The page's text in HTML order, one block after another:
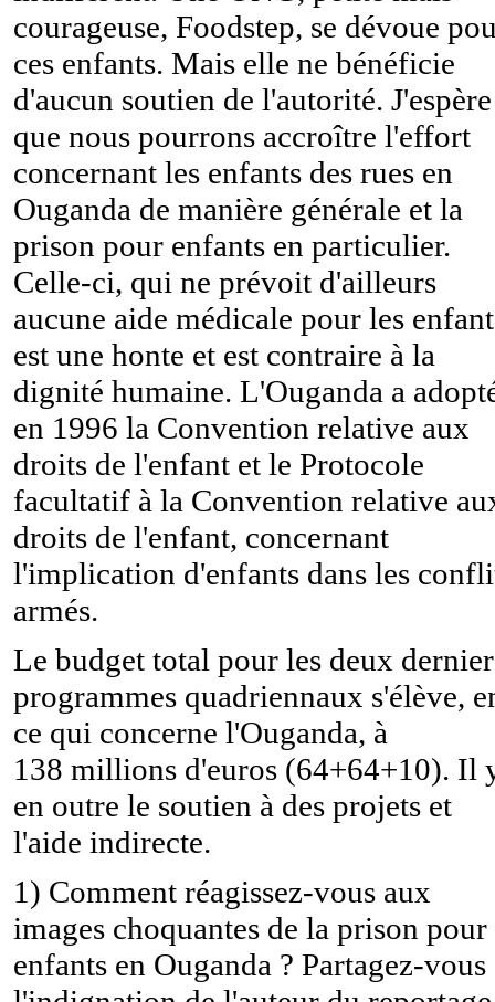
courageuse, Foodstep, se dévoue
ces enfants. Mais elle ne bénéficie
d'aucun soutien de l'autorité. J'espère
que nous pourrons accroître l'effort
concernant les enfants des rues en
Ouganda de manière générale et la
prison pour enfants en particulier.
Celle-ci, qui ne prévoit d'ailleurs
aucune aide médicale pour les
est une honte et est contraire à la
dignité humaine. L'Ouganda a
en 1996 la Convention relative aux
droits de l'enfant et le Protocole
facultatif à la Convention relative
droits de l'enfant, concernant
l'implication d'enfants dans les
armés.
Le budget total pour les deux
programmes quadriennaux s'élève,
ce qui concerne l'Ouganda, à
138 millions d'euros (64+64+10). Il
en outre le soutien à des projets et
l'aide indirecte.
1) Comment réagissez-vous aux
images choquantes de la prison pour
enfants en Ouganda ? Partagez-vous